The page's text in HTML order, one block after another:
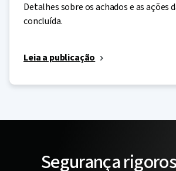
Detalhes sobre os achados e as ações
concluída.
Leia a publicação
Segurança